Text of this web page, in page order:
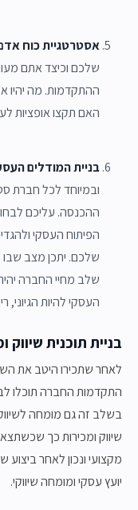
אסטרטגיית כוח
שלכם וכיצד אתם
ההתקדמות. מה יהיו
האם תקצו אופציות
בניית המודלים
ובמיוחד לכל חברת
ההכנסה. עליכם
הפיתוח העסקי
שלכם. יתכן מצב שבו
שלב מחיי החברה
העסקי להיות הגיוני,
בניית תוכנית שיווק
לאחר שתכירו היטב את
התקדמות החברה תוכלו
בשלב זה גם מומחה
שיווק ומכירות כך
מקצועי ונכון לאחר
יועץ עסקי ומומחה שיווקי.